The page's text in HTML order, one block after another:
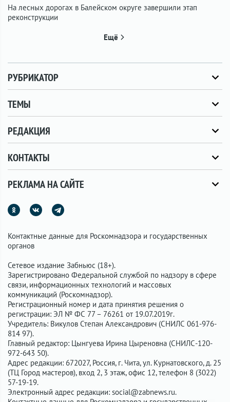
На лесных дорогах в Балейском округе завершили этап
реконструкции
Ещё
РУБРИКАТОР
ТЕМЫ
РЕДАКЦИЯ
КОНТАКТЫ
РЕКЛАМА НА САЙТЕ
Контактные данные для Роскомнадзора и государственных
органов
Сетевое издание Забньюс (18+).
Зарегистрировано Федеральной службой по надзору в сфере
связи, информационных технологий и массовых
коммуникаций (Роскомнадзор).
Регистрационный номер и дата принятия решения о
регистрации: ЭЛ № ФС 77 – 76261 от 19.07.2019г.
Учредитель: Викулов Степан Александрович (СНИЛС 061-976-
814 97).
Главный редактор: Цынгуева Ирина Цыреновна (СНИЛС-120-
972-643 50).
Адрес редакции: 672027, Россия, г. Чита, ул. Курнатовского, д. 25
(ТЦ Город мастеров), вход 2, 3 этаж, офис 12, телефон 8 (3022)
57-19-19.
Электронный адрес редакции: social@zabnews.ru.